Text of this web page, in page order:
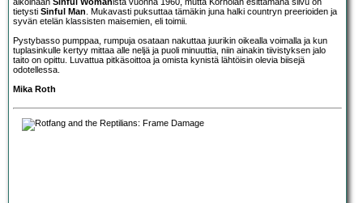
tietysti Sinful Man . Mukavasti puksuttaa tämäkin juna halki countryn preerioiden ja
syvän etelän klassisten maisemien, eli toimii.
Pystybasso pumppaa, rumpuja osataan nakuttaa juurikin oikealla voimalla ja kun
tuplasinkulle kertyy mittaa alle neljä ja puoli minuuttia, niin ainakin tiivistyksen jalo
taito on opittu. Luvattua pitkäsoittoa ja omista kynistä lähtöisin olevia biisejä
odotellessa.
Mika Roth